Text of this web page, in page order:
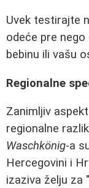
Uvek testirajte
odeće pre
bebinu ili vašu
Regionalne
Zanimljiv
regionalne
Waschkönig-a
Hercegovini i
izaziva želju za